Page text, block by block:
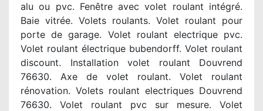
alu ou pvc. Fenêtre avec volet roulant intégré.
Baie vitrée. Volets roulants. Volet roulant pour
porte de garage. Volet roulant electrique pvc.
Volet roulant électrique bubendorff. Volet roulant
discount. Installation volet roulant Douvrend
76630. Axe de volet roulant. Volet roulant
rénovation. Volets roulant electriques Douvrend
76630. Volet roulant pvc sur mesure. Volet